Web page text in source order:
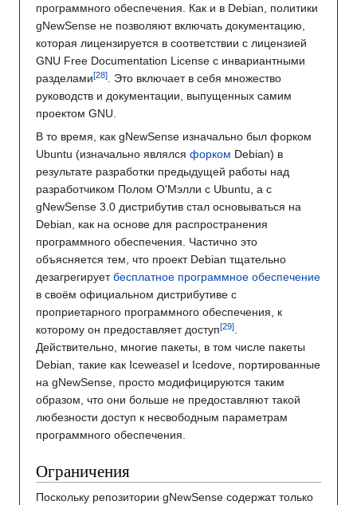
программного обеспечения. Как и в Debian, политики
gNewSense не позволяют включать документацию,
которая лицензируется в соответствии с лицензией
GNU Free Documentation License с инвариантными
разделами
. Это включает в себя множество
руководств и документации, выпущенных самим
проектом GNU.
В то время, как gNewSense изначально был форком
Ubuntu (изначально являлся форком Debian) в
результате разработки предыдущей работы над
разработчиком Полом О'Мэлли с Ubuntu, а с
gNewSense 3.0 дистрибутив стал основываться на
Debian, как на основе для распространения
программного обеспечения. Частично это
объясняется тем, что проект Debian тщательно
дезагрегируетбесплатное программное обеспечение
в своём официальном дистрибутиве с
проприетарного программного обеспечения, к
которому он предоставляет доступ
.
Действительно, многие пакеты, в том числе пакеты
Debian, такие как Iceweasel и Icedove, портированные
на gNewSense, просто модифицируются таким
образом, что они больше не предоставляют такой
любезности доступ к несвободным параметрам
программного обеспечения.
Ограничения
Поскольку репозитории gNewSense содержат только